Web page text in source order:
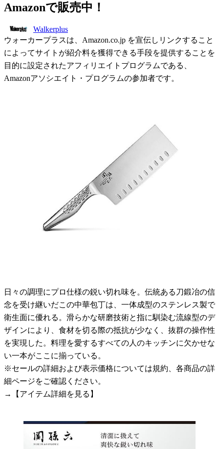
Amazonで販売中！
Walkerplus
ウォーカープラスは、Amazon.co.jp を宣伝しリンクすること
によってサイトが紹介料を獲得できる手段を提供することを
目的に設定されたアフィリエイトプログラムである、
Amazonアソシエイト・プログラムの参加者です。
日々の調理にプロ仕様の鋭い切れ味を。伝統ある刀鍛冶の信
念を受け継いだこの中華包丁は、一体成型のステンレス製で
衛生面に優れる。滑らかな研磨技術と指に馴染む流線型のデ
ザインにより、食材を切る際の抵抗が少なく、抜群の操作性
を実現した。料理を愛するすべての人のキッチンに欠かせな
い一本がここに揃っている。
※セールの詳細および表示価格については規約、各商品の詳
細ページをご確認ください。
→【アイテム詳細を見る】